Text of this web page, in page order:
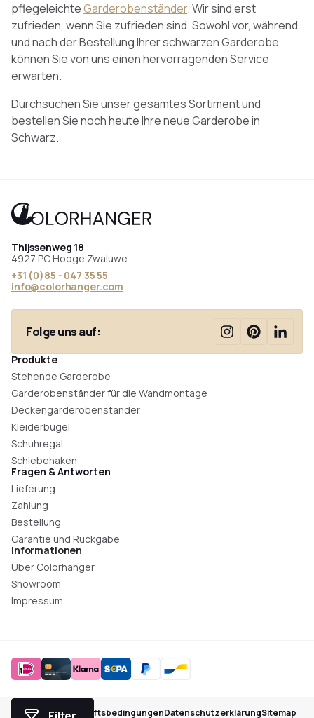
pflegeleichteGarderobenständer. Wir sind erst
zufrieden, wenn Sie zufrieden sind. Sowohl vor, während
und nach der Bestellung Ihrer schwarzen Garderobe
können Sie von uns einen hervorragenden Service
erwarten.
Durchsuchen Sie unser gesamtes Sortiment und
bestellen Sie noch heute Ihre neue Garderobe in
Schwarz.
Thijssenweg 18
4927 PC Hooge Zwaluwe
+31 (0)85 - 047 35 55
info@colorhanger.com
Folge uns auf:
Produkte
Stehende Garderobe
Garderobenständer für die Wandmontage
Deckengarderobenständer
Kleiderbügel
Schuhregal
Schiebehaken
Fragen & Antworten
Lieferung
Zahlung
Bestellung
Garantie und Rückgabe
Informationen
Über Colorhanger
Showroom
Impressum
Allgemeine GeschäftsbedingungenDatenschutzerklärungSitemap